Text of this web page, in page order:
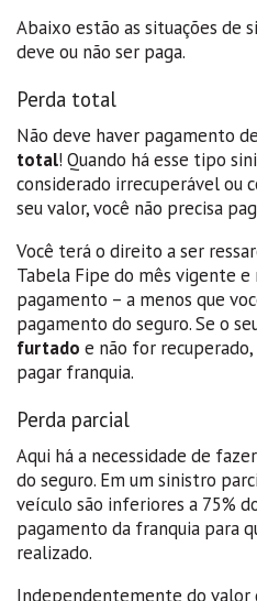
Abaixo estão as situações de
deve ou não ser paga.
Perda total
Não deve haver pagamento
total! Quando há esse tipo
considerado irrecuperável ou
seu valor, você não precisa
Você terá o direito a ser
Tabela Fipe do mês vigente
pagamento – a menos que
pagamento do seguro. Se o
furtado e não for
pagar franquia.
Perda parcial
Aqui há a necessidade de
do seguro. Em um sinistro
veículo são inferiores a 75%
pagamento da franquia para
realizado.
Independentemente do valor